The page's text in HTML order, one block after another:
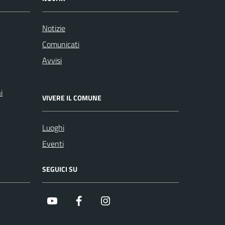
Notizie
Comunicati
Avvisi
VIVERE IL COMUNE
Luoghi
Eventi
SEGUICI SU
Youtube Facebook